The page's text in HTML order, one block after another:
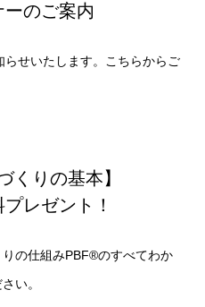
のご案内
せいたします。こちらからご
くりの基本】
レゼント！
の仕組みPBF®のすべてわか
い。